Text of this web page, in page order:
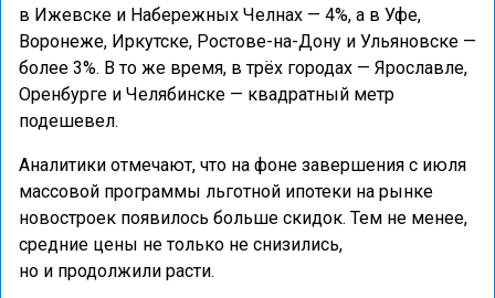
в Ижевске и Набережных Челнах — 4%, а в Уфе,
Воронеже, Иркутске, Ростове-на-Дону и Ульяновске —
более 3%. В то же время, в трёх городах — Ярославле,
Оренбурге и Челябинске — квадратный метр
подешевел.
Аналитики отмечают, что на фоне завершения с июля
массовой программы льготной ипотеки на рынке
новостроек появилось больше скидок. Тем не менее,
средние цены не только не снизились,
но и продолжили расти.